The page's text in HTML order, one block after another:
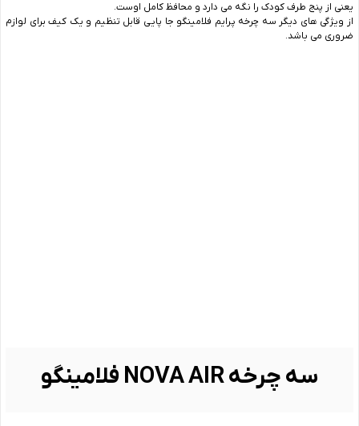
یعنی از پنج طرف کودک را نگه می دارد و محافظ کامل اوست.
از ویژگی های دیگر سه چرخه پرایم فلامینگو جا پایی قابل تنظیم و یک کیف برای لوازم
ضروری می باشد.
سه چرخه NOVA AIR فلامینگو